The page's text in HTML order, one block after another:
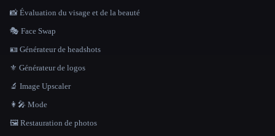
📸 Évaluation du visage et de la beauté
🎭 Face Swap
🪪 Générateur de headshots
⚜️ Générateur de logos
🔬 Image Upscaler
👩‍🎤 Mode
🖼️ Restauration de photos